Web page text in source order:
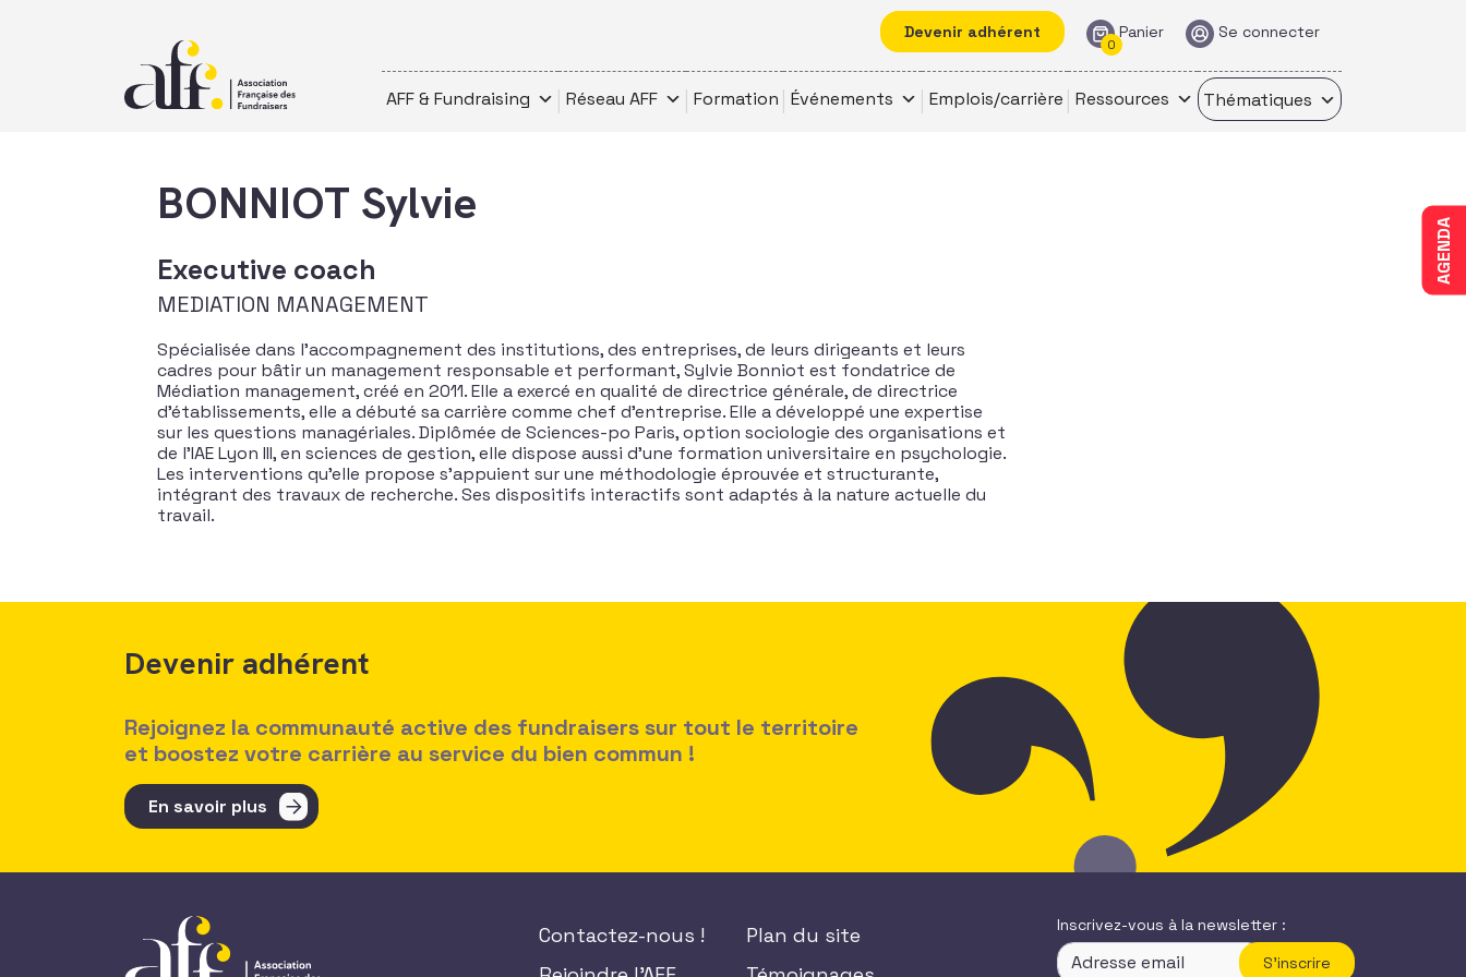
Devenir adhérent Panier
0
Se connecter
AFF & Fundraising Réseau AFF Formation Événements Emplois/carrière Ressources Thématiques
AGENDA
BONNIOT Sylvie
Executive coach
MEDIATION MANAGEMENT
Spécialisée dans l’accompagnement des institutions, des entreprises, de leurs dirigeants et leurs
cadres pour bâtir un management responsable et performant, Sylvie Bonniot est fondatrice de
Médiation management, créé en 2011. Elle a exercé en qualité de directrice générale, de directrice
d’établissements, elle a débuté sa carrière comme chef d’entreprise. Elle a développé une expertise
sur les questions managériales. Diplômée de Sciences-po Paris, option sociologie des organisations et
de l’IAE Lyon III, en sciences de gestion, elle dispose aussi d’une formation universitaire en psychologie.
Les interventions qu’elle propose s’appuient sur une méthodologie éprouvée et structurante,
intégrant des travaux de recherche. Ses dispositifs interactifs sont adaptés à la nature actuelle du
travail.
Devenir adhérent
Rejoignez la communauté active des fundraisers sur tout le territoire
et boostez votre carrière au service du bien commun !
En savoir plus
Contactez-nous !
Plan du site
Inscrivez-vous à la newsletter :
S'inscrire